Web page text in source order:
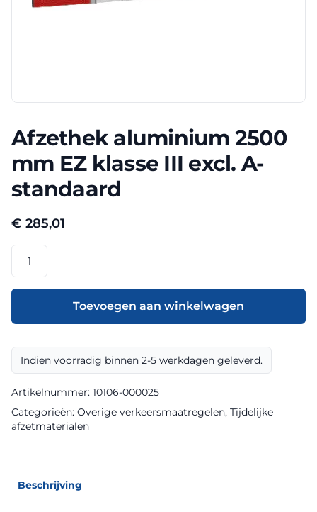
Afzethek aluminium 2500
mm EZ klasse III excl. A-
standaard
€ 285,01
aluminium
2500
EZ
excl.
A-
standaard
aantal
Toevoegen aan winkelwagen
Indien voorradig binnen 2-5 werkdagen geleverd.
Artikelnummer: 10106-000025
Categorieën: Overige verkeersmaatregelen, Tijdelijke
afzetmaterialen
Beschrijving